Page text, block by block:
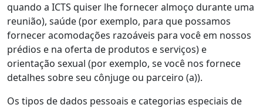
quando a ICTS quiser lhe fornecer almoço durante uma
reunião), saúde (por exemplo, para que possamos
fornecer acomodações razoáveis para você em nossos
prédios e na oferta de produtos e serviços) e
orientação sexual (por exemplo, se você nos fornece
detalhes sobre seu cônjuge ou parceiro (a)).
Os tipos de dados pessoais e categorias especiais de